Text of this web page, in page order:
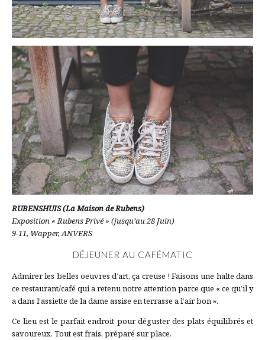
RUBENSHUIS (La Maison de Rubens)
Exposition « Rubens Privé » (jusqu’au 28 Juin)
9-11, Wapper, ANVERS
DÉJEUNER AU CAFÉMATIC
Admirer les belles oeuvres d’art, ça creuse ! Faisons une halte dans
ce restaurant/café qui a retenu notre attention parce que « ce qu’il y
a dans l’assiette de la dame assise en terrasse a l’air bon ».
Ce lieu est le parfait endroit pour déguster des plats équilibrés et
savoureux. Tout est frais, préparé sur place.